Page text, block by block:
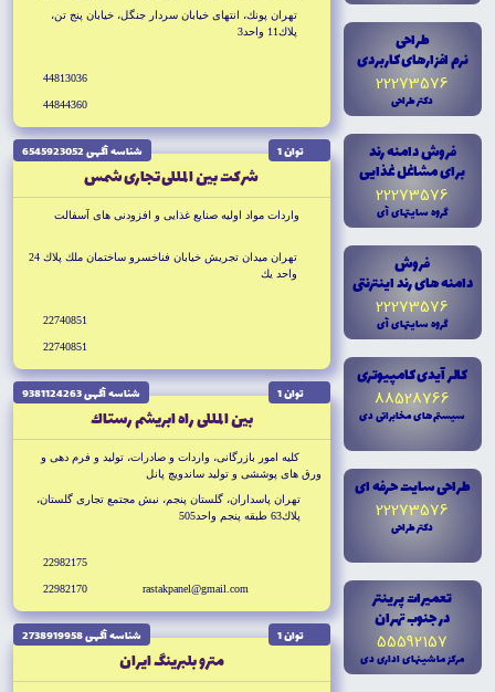
طراحى
نرم افزارهاى کاربردى
22273576
دکتر طراحى
فروش دامنه رند
براى مشاغل غذايى
22273576
گروه سايتهاى آى
فروش
دامنه هاى رند اينترنتى
22273576
گروه سايتهاى آى
کالر آيدى کامپيوترى
88528766
سيستم هاى مخابراتى دى
طراحى سايت حرفه اى
22273576
دکتر طراحى
تعميرات پرينتر
در جنوب تهران
55592157
مرکز ماشينهاى ادارى دى
تهران پونك، انتهاى خيابان سردار جنگل، خيابان پنج تن،
پلاك11 واحد3
44813036
44844360
توان 1 شناسه آگهى 6545923052
شركت بين المللى تجارى شمس
واردات مواد اوليه صنايع غذايى و افزودنى هاى آسفالت
تهران ميدان تجريش خيابان فناخسرو ساختمان ملك پلاك 24
واحد يك
22740851
22740851
توان 1 شناسه آگهى 9381124263
بين المللى راه ابريشم رستاك
كليه امور بازرگانى، واردات و صادرات، توليد و فرم دهى و
ورق هاى پوششى و توليد ساندويچ پانل
تهران پاسداران، گلستان پنجم، نبش مجتمع تجارى گلستان،
پلاك63 طبقه پنجم واحد505
rastakpanel@gmail.com
22982175
22982170
توان 1 شناسه آگهى 2738919958
مترو بلبرينگ ايران